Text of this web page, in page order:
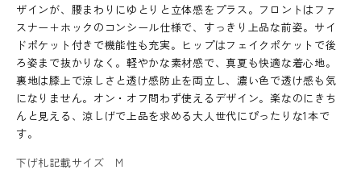
ザインが、腰まわりにゆとりと立体感をプラス。フロントはファ
スナー＋ホックのコンシール仕様で、すっきり上品な前姿。サイ
ドポケット付きで機能性も充実。ヒップはフェイクポケットで後
ろ姿まで抜かりなく。軽やかな素材感で、真夏も快適な着心地。
裏地は膝上で涼しさと透け感防止を両立し、濃い色で透け感も気
になりません。オン・オフ問わず使えるデザイン。楽なのにきち
んと見える、涼しげで上品を求める大人世代にぴったりな1本で
す。
下げ札記載サイズ
M